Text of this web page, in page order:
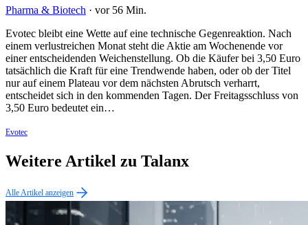
Pharma & Biotech · vor 56 Min.
Evotec bleibt eine Wette auf eine technische Gegenreaktion. Nach
einem verlustreichen Monat steht die Aktie am Wochenende vor
einer entscheidenden Weichenstellung. Ob die Käufer bei 3,50 Euro
tatsächlich die Kraft für eine Trendwende haben, oder ob der Titel
nur auf einem Plateau vor dem nächsten Abrutsch verharrt,
entscheidet sich in den kommenden Tagen. Der Freitagsschluss von
3,50 Euro bedeutet ein…
Evotec
Weitere Artikel zu Talanx
Alle Artikel anzeigen